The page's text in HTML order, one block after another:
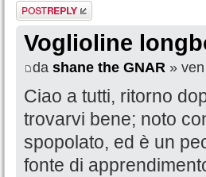
Rispondi al
messaggio
Voglioline
da shane the GNAR »
Ciao a tutti, ritorno
trovarvi bene; noto
spopolato, ed è un
fonte di